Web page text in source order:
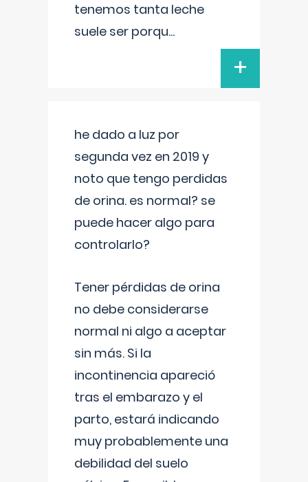
tenemos tanta leche
suele ser porqu...
+
he dado a luz por
segunda vez en 2019 y
noto que tengo perdidas
de orina. es normal? se
puede hacer algo para
controlarlo?
Tener pérdidas de orina
no debe considerarse
normal ni algo a aceptar
sin más. Si la
incontinencia apareció
tras el embarazo y el
parto, estará indicando
muy probablemente una
debilidad del suelo